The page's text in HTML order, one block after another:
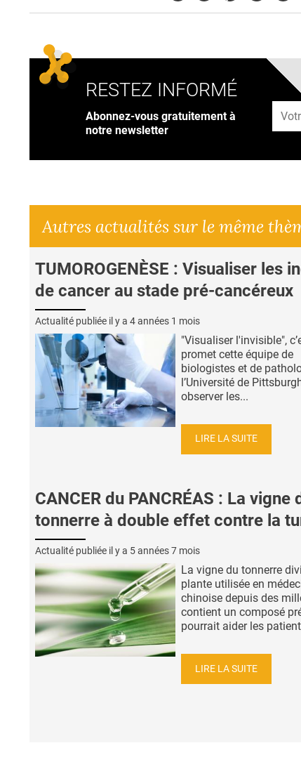
RESTEZ INFORMÉ
Abonnez-vous gratuitement à
notre newsletter
Autres actualités sur le même
TUMOROGENÈSE : Visualiser les
de cancer au stade pré-cancéreux
Actualité publiée il y a 4 années 1 mois
"Visualiser l'invisible",
promet cette équipe de
biologistes et de
l’Université de
observer les...
LIRE LA SUITE
CANCER du PANCRÉAS : La vigne
tonnerre à double effet contre la
Actualité publiée il y a 5 années 7 mois
La vigne du tonnerre
plante utilisée en
chinoise depuis des
contient un composé
pourrait aider les
LIRE LA SUITE